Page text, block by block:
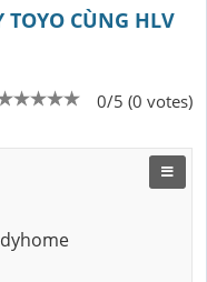
TOYO CÙNG HLV
0/5 (0 votes)